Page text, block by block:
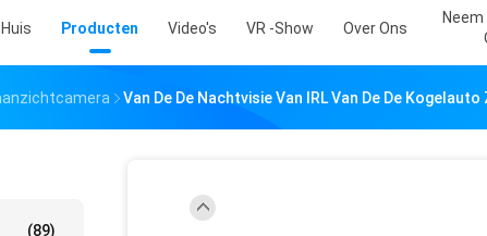
Huis Producten Video's VR -show Over Ons
Van De De Nachtvisie Van IRL Van De De
(89)